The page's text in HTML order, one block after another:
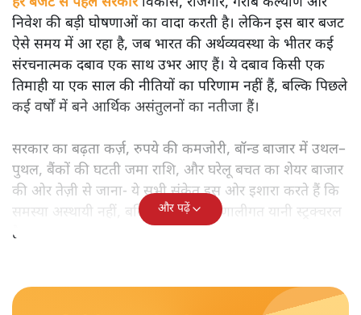
निवेश की बड़ी घोषणाओं का वादा करती है। लेकिन इस बार बजट
ऐसे समय में आ रहा है, जब भारत की अर्थव्यवस्था के भीतर कई
संरचनात्मक दबाव एक साथ उभर आए हैं। ये दबाव किसी एक
तिमाही या एक साल की नीतियों का परिणाम नहीं हैं, बल्कि पिछले
कई वर्षों में बने आर्थिक असंतुलनों का नतीजा हैं।
सरकार का बढ़ता कर्ज़, रुपये की कमजोरी, बॉन्ड बाजार में उथल–
पुथल, बैंकों की घटती जमा राशि, और घरेलू बचत का शेयर बाजार
की ओर तेज़ी से जाना- ये सभी संकेत इस ओर इशारा करते हैं कि
समस्या अस्थायी नहीं, बल्कि गहरी और प्रणालीगत यानी स्ट्रक्चरल
है।
और पढ़ें